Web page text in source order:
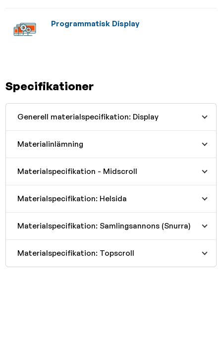
Programmatisk Display
Specifikationer
Generell materialspecifikation: Display
Materialinlämning
Materialspecifikation - Midscroll
Materialspecifikation: Helsida
Materialspecifikation: Samlingsannons (Snurra)
Materialspecifikation: Topscroll